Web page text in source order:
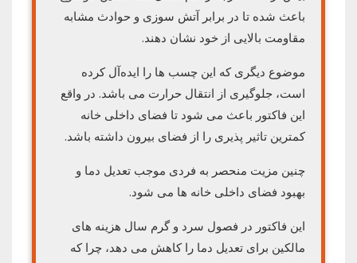
باعث شده تا در برابر آتش سوزی و حوادث مشابه
مقاومت بالایی از خود نشان دهند.
موضوع دیگری که این چسب ها را ایده‌آل کرده
است، جلوگیری از انتقال حرارت می باشد. در واقع
این فاکتور باعث می شود تا فضای داخلی خانه
کمترین تاثیر پذیری را از فضای بیرون داشته باشد.
چنین مزیت منحصر به فردی موجب تعدیل دما و
بهبود فضای داخلی خانه ها می شود.
این فاکتور در فصول سرد و گرم سال هزینه‌ های
مالکین برای تعدیل دما را کاهش می دهد، چرا که